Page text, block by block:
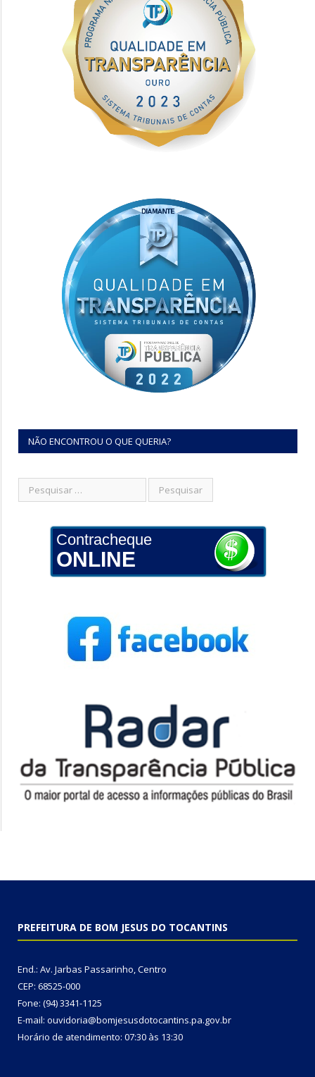
NÃO ENCONTROU O QUE QUERIA?
Contracheque
ONLINE
PREFEITURA DE BOM JESUS DO TOCANTINS
End.: Av. Jarbas Passarinho, Centro
CEP: 68525-000
Fone: (94) 3341-1125
E-mail: ouvidoria@bomjesusdotocantins.pa.gov.br
Horário de atendimento: 07:30 às 13:30